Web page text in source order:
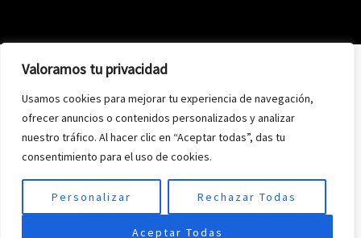
Valoramos tu privacidad
Usamos cookies para mejorar tu experiencia de navegación,
ofrecer anuncios o contenidos personalizados y analizar
nuestro tráfico. Al hacer clic en “Aceptar todas”, das tu
consentimiento para el uso de cookies.
Personalizar Rechazar Todas
Aceptar Todas